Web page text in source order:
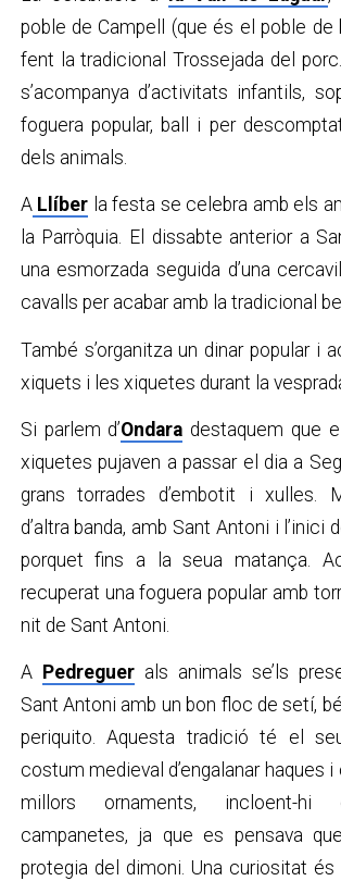
poble de Campell (que és el poble de
fent la tradicional Trossejada del
s’acompanya d’activitats infantils,
foguera popular, ball i per
dels animals.
ALlíber la festa se celebra amb els
la Parròquia. El dissabte anterior a
una esmorzada seguida d’una
cavalls per acabar amb la tradicional
També s’organitza un dinar popular i
xiquets i les xiquetes durant la
Si parlem d’Ondara destaquem que
xiquetes pujaven a passar el dia a
grans torrades d’embotit i xulles.
d’altra banda, amb Sant Antoni i l’inici
porquet fins a la seua matança.
recuperat una foguera popular amb
nit de Sant Antoni.
A Pedreguerals animals se’ls
Sant Antoni amb un bon floc de setí,
periquito. Aquesta tradició té el
costum medieval d’engalanar haques
millors ornaments, incloent-hi
campanetes, ja que es pensava
protegia del dimoni. Una curiositat és